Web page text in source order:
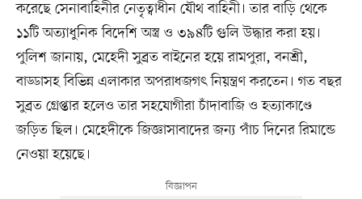
করেছে সেনাবাহিনীর নেতৃত্বাধীন যৌথ বাহিনী। তার বাড়ি থেকে
১১টি অত্যাধুনিক বিদেশি অস্ত্র ও ৩৯৪টি গুলি উদ্ধার করা হয়।
পুলিশ জানায়, মেহেদী সুব্রত বাইনের হয়ে রামপুরা, বনশ্রী,
বাড্ডাসহ বিভিন্ন এলাকার অপরাধজগৎ নিয়ন্ত্রণ করতেন। গত বছর
সুব্রত গ্রেপ্তার হলেও তার সহযোগীরা চাঁদাবাজি ও হত্যাকাণ্ডে
জড়িত ছিল। মেহেদীকে জিজ্ঞাসাবাদের জন্য পাঁচ দিনের রিমান্ডে
নেওয়া হয়েছে।